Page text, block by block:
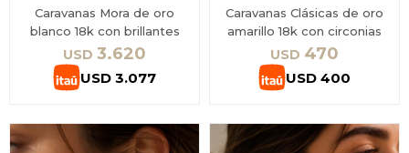
Caravanas Mora de oro
blanco 18k con brillantes
USD 3.620
USD 3.077
Caravanas Clásicas de oro
amarillo 18k con circonias
USD 470
USD 400